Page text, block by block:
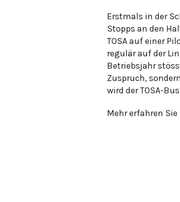
Erstmals in der
Stopps an den
TOSA auf einer
regulär auf der
Betriebsjahr
Zuspruch,
wird der TOSA-
Mehr erfahren